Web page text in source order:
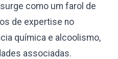
como um farol de
de expertise no
química e alcoolismo,
associadas.